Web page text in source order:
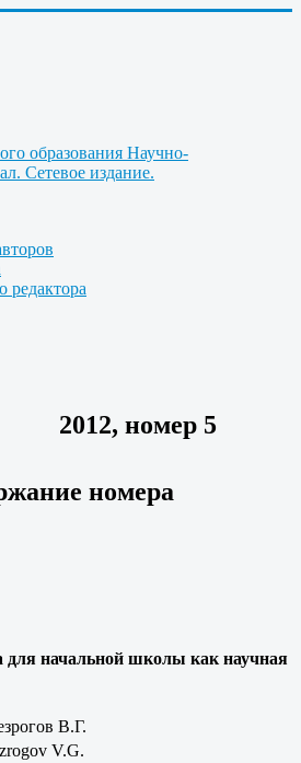
редактора
2012, номер 5
номера
для начальной школы как научная
В.Г.
V.G.